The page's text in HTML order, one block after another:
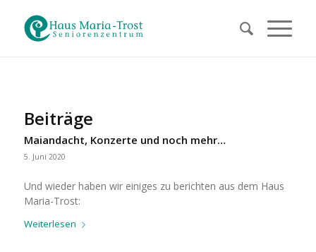
Beiträge
Maiandacht, Konzerte und noch mehr…
5. Juni 2020
Und wieder haben wir einiges zu berichten aus dem Haus
Maria-Trost:
Weiterlesen